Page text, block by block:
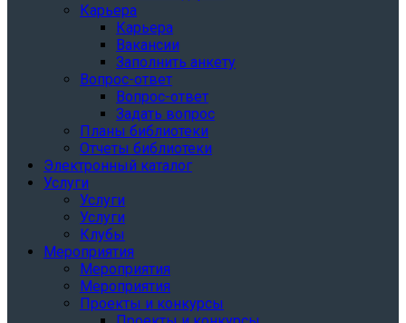
Карьера
Карьера
Вакансии
Заполнить анкету
Вопрос-ответ
Вопрос-ответ
Задать вопрос
Планы библиотеки
Отчеты библиотеки
Электронный каталог
Услуги
Услуги
Услуги
Клубы
Мероприятия
Мероприятия
Мероприятия
Проекты и конкурсы